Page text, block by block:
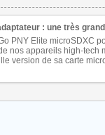
: une très
PNY Elite microSDXC
nos appareils high-tech
version de sa carte